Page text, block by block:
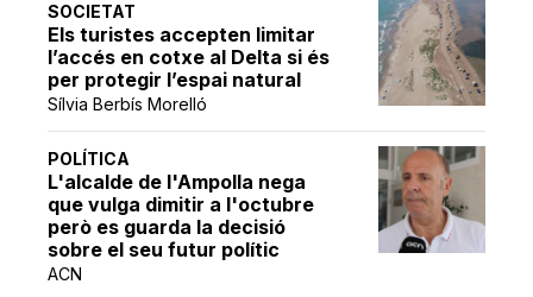
SOCIETAT
Els turistes accepten limitar
l’accés en cotxe al Delta si és
per protegir l’espai natural
Sílvia Berbís Morelló
POLÍTICA
L'alcalde de l'Ampolla nega
que vulga dimitir a l'octubre
però es guarda la decisió
sobre el seu futur polític
ACN